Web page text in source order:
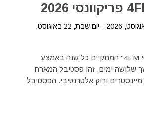
יום חמישי, 20 באוגוסט, 2026 - יום שבת, 22 באוגוסט,
פסטיבל "פריקוונסי 4FM" המתקיים כל שנה באמצע
שלושה ימים. זהו פסטיבל המארח
ורוק אלטרנטיבי. הפסטיבל